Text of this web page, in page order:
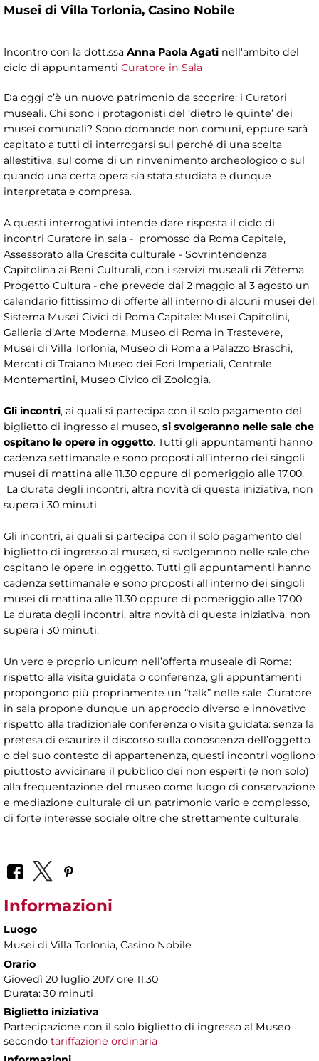
Musei di Villa Torlonia, Casino Nobile
Incontro con la dott.ssa Anna Paola Agati nell'ambito del
ciclo di appuntamenti Curatore in Sala
Da oggi c’è un nuovo patrimonio da scoprire: i Curatori
museali. Chi sono i protagonisti del ‘dietro le quinte’ dei
musei comunali? Sono domande non comuni, eppure sarà
capitato a tutti di interrogarsi sul perché di una scelta
allestitiva, sul come di un rinvenimento archeologico o sul
quando una certa opera sia stata studiata e dunque
interpretata e compresa.
A questi interrogativi intende dare risposta il ciclo di
incontri Curatore in sala - promosso da Roma Capitale,
Assessorato alla Crescita culturale - Sovrintendenza
Capitolina ai Beni Culturali, con i servizi museali di Zètema
Progetto Cultura - che prevede dal 2 maggio al 3 agosto un
calendario fittissimo di offerte all’interno di alcuni musei del
Sistema Musei Civici di Roma Capitale: Musei Capitolini,
Galleria d’Arte Moderna, Museo di Roma in Trastevere,
Musei di Villa Torlonia, Museo di Roma a Palazzo Braschi,
Mercati di Traiano Museo dei Fori Imperiali, Centrale
Montemartini, Museo Civico di Zoologia.
Gli incontri, ai quali si partecipa con il solo pagamento del
biglietto di ingresso al museo, si svolgeranno nelle sale che
ospitano le opere in oggetto. Tutti gli appuntamenti hanno
cadenza settimanale e sono proposti all’interno dei singoli
musei di mattina alle 11.30 oppure di pomeriggio alle 17.00.
La durata degli incontri, altra novità di questa iniziativa, non
supera i 30 minuti.
Gli incontri, ai quali si partecipa con il solo pagamento del
biglietto di ingresso al museo, si svolgeranno nelle sale che
ospitano le opere in oggetto. Tutti gli appuntamenti hanno
cadenza settimanale e sono proposti all’interno dei singoli
musei di mattina alle 11.30 oppure di pomeriggio alle 17.00.
La durata degli incontri, altra novità di questa iniziativa, non
supera i 30 minuti.
Un vero e proprio unicum nell’offerta museale di Roma:
rispetto alla visita guidata o conferenza, gli appuntamenti
propongono più propriamente un “talk” nelle sale. Curatore
in sala propone dunque un approccio diverso e innovativo
rispetto alla tradizionale conferenza o visita guidata: senza la
pretesa di esaurire il discorso sulla conoscenza dell’oggetto
o del suo contesto di appartenenza, questi incontri vogliono
piuttosto avvicinare il pubblico dei non esperti (e non solo)
alla frequentazione del museo come luogo di conservazione
e mediazione culturale di un patrimonio vario e complesso,
di forte interesse sociale oltre che strettamente culturale.
Informazioni
Luogo
Musei di Villa Torlonia, Casino Nobile
Orario
Giovedì 20 luglio 2017 ore 11.30
Durata: 30 minuti
Biglietto iniziativa
Partecipazione con il solo biglietto di ingresso al Museo
secondo tariffazione ordinaria